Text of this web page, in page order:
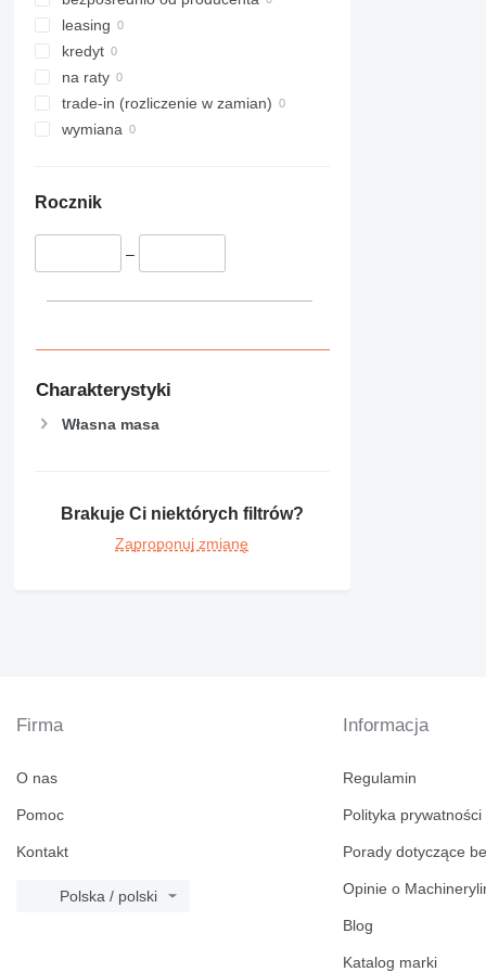
leasing
kredyt
na raty
trade-in (rozliczenie w zamian)
wymiana
Rocznik
–
Charakterystyki
Własna masa
Brakuje Ci niektórych filtrów?
Zaproponuj zmianę
Firma
O nas
Pomoc
Kontakt
Polska / polski
Informacja
Regulamin
Polityka prywatności
Porady dotyczące
Opinie o
Blog
Katalog marki